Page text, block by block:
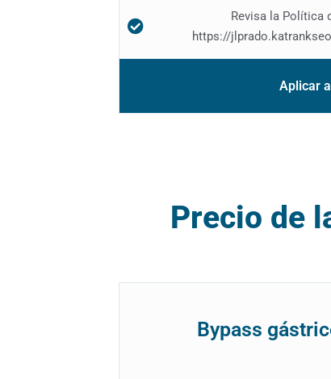
Revisa la Política
https://
Aplicar
Precio de
Bypass